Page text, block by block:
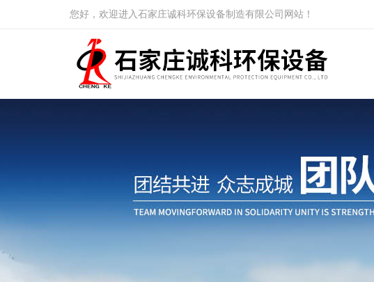
您好，欢迎进入石家庄诚科环保设备制造有限公司网站！